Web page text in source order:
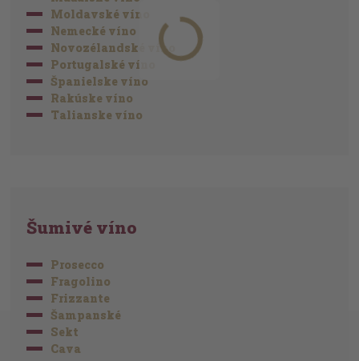
Moldavské víno
Nemecké víno
Novozélandské víno
Portugalské víno
Španielske víno
Rakúske víno
Talianske víno
Šumivé víno
Prosecco
Fragolino
Frizzante
Šampanské
Sekt
Cava